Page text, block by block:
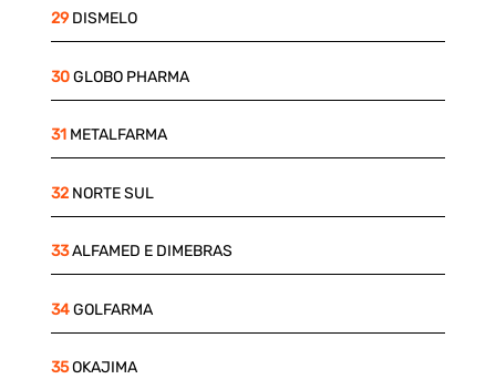
29DISMELO
30GLOBO PHARMA
31METALFARMA
32NORTE SUL
33ALFAMED E DIMEBRAS
34GOLFARMA
35OKAJIMA